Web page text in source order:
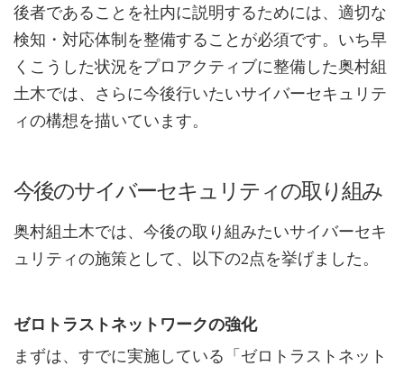
後者であることを社内に説明するためには、適切な
検知・対応体制を整備することが必須です。いち早
くこうした状況をプロアクティブに整備した奥村組
土木では、さらに今後行いたいサイバーセキュリテ
ィの構想を描いています。
今後のサイバーセキュリティの取り組み
奥村組土木では、今後の取り組みたいサイバーセキ
ュリティの施策として、以下の2点を挙げました。
ゼロトラストネットワークの強化
まずは、すでに実施している「ゼロトラストネット